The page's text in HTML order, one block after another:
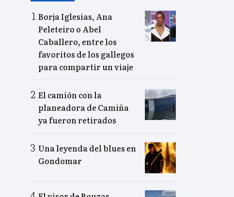
Borja Iglesias, Ana
Peleteiro o Abel
Caballero, entre los
favoritos de los gallegos
para compartir un viaje
El camión con la
planeadora de Camiña
ya fueron retirados
Una leyenda del blues en
Gondomar